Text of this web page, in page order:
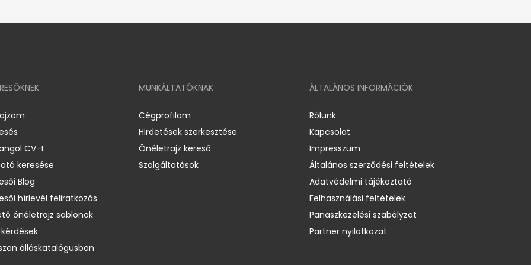
CV-t
keresése
Blog
hírlevél feliratkozás
önéletrajz sablonok
álláskatalógusban
MUNKÁLTATÓKNAK
Cégprofilom
Hirdetések szerkesztése
Önéletrajz kereső
Szolgáltatások
ÁLTALÁNOS INFORMÁCIÓK
Rólunk
Kapcsolat
Impresszum
Általános szerződési feltételek
Adatvédelmi tájékoztató
Felhasználási feltételek
Panaszkezelési szabályzat
Partner nyilatkozat